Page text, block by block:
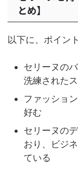
とめ】
以下に、ポイン
セリーヌの
洗練された
ファッショ
好む
セリーヌの
おり、ビジ
ている